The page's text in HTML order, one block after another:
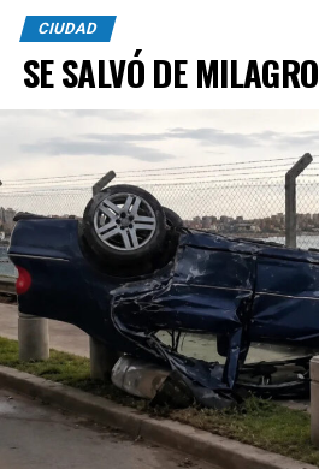
CIUDAD
SE SALVÓ DE MILAGRO